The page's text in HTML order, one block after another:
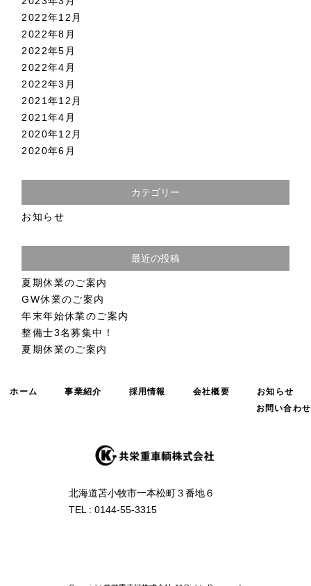
2022年12月
2022年8月
2022年5月
2022年4月
2022年3月
2021年12月
2021年4月
2020年12月
2020年6月
カテゴリー
お知らせ
最近の投稿
夏期休業のご案内
GW休業のご案内
年末年始休業のご案内
整備士3名募集中！
夏期休業のご案内
ホーム 事業紹介 採用情報 会社概要
お知らせ
お問い合わせ
北海道苫小牧市一本松町３番地６
TEL : 0144-55-3315